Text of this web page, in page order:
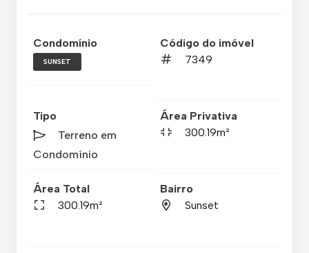
Condomínio
SUNSET
Código do imóvel
7349
Tipo
Terreno em
Condomínio
Área Privativa
300.19m²
Área Total
300.19m²
Bairro
Sunset